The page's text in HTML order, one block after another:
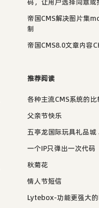
帝国CMS解决图片集
制
帝国CMS8.0文章内容
推荐阅读
各种主流CMS系统的
父亲节快乐
五亭龙国际玩具礼品
一个IP只弹出一次代码
秋菊花
情人节短信
Lytebox-功能更强大